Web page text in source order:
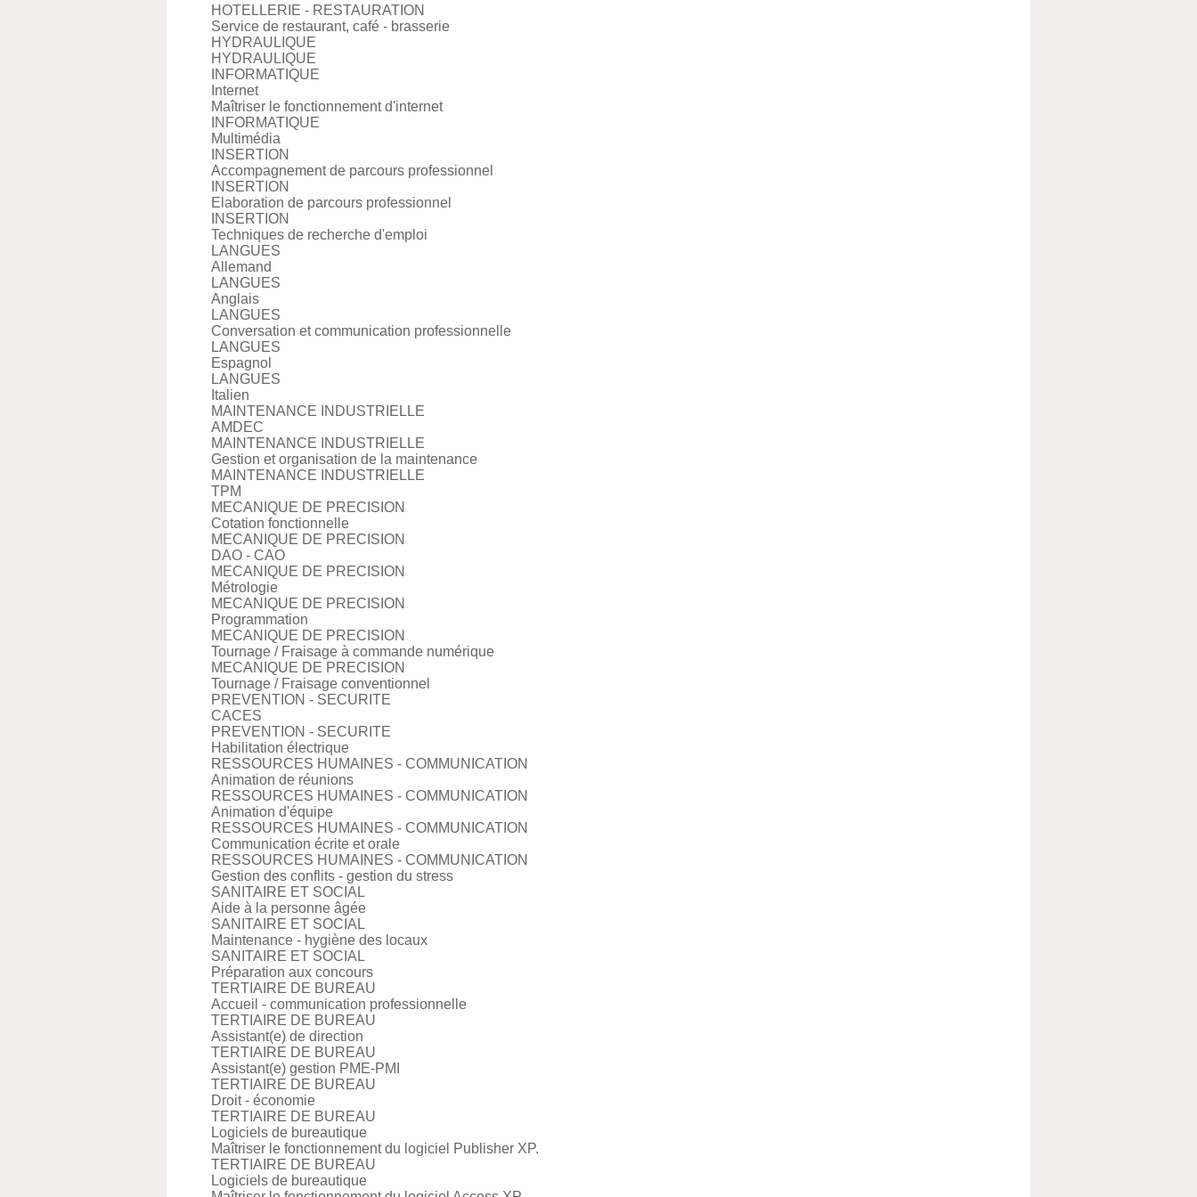
HOTELLERIE - RESTAURATION
Service de restaurant, café - brasserie
HYDRAULIQUE
HYDRAULIQUE
INFORMATIQUE
Internet
Maîtriser le fonctionnement d'internet
INFORMATIQUE
Multimédia
INSERTION
Accompagnement de parcours professionnel
INSERTION
Elaboration de parcours professionnel
INSERTION
Techniques de recherche d'emploi
LANGUES
Allemand
LANGUES
Anglais
LANGUES
Conversation et communication professionnelle
LANGUES
Espagnol
LANGUES
Italien
MAINTENANCE INDUSTRIELLE
AMDEC
MAINTENANCE INDUSTRIELLE
Gestion et organisation de la maintenance
MAINTENANCE INDUSTRIELLE
TPM
MECANIQUE DE PRECISION
Cotation fonctionnelle
MECANIQUE DE PRECISION
DAO - CAO
MECANIQUE DE PRECISION
Métrologie
MECANIQUE DE PRECISION
Programmation
MECANIQUE DE PRECISION
Tournage / Fraisage à commande numérique
MECANIQUE DE PRECISION
Tournage / Fraisage conventionnel
PREVENTION - SECURITE
CACES
PREVENTION - SECURITE
Habilitation électrique
RESSOURCES HUMAINES - COMMUNICATION
Animation de réunions
RESSOURCES HUMAINES - COMMUNICATION
Animation d'équipe
RESSOURCES HUMAINES - COMMUNICATION
Communication écrite et orale
RESSOURCES HUMAINES - COMMUNICATION
Gestion des conflits - gestion du stress
SANITAIRE ET SOCIAL
Aide à la personne âgée
SANITAIRE ET SOCIAL
Maintenance - hygiène des locaux
SANITAIRE ET SOCIAL
Préparation aux concours
TERTIAIRE DE BUREAU
Accueil - communication professionnelle
TERTIAIRE DE BUREAU
Assistant(e) de direction
TERTIAIRE DE BUREAU
Assistant(e) gestion PME-PMI
TERTIAIRE DE BUREAU
Droit - économie
TERTIAIRE DE BUREAU
Logiciels de bureautique
Maîtriser le fonctionnement du logiciel Publisher XP.
TERTIAIRE DE BUREAU
Logiciels de bureautique